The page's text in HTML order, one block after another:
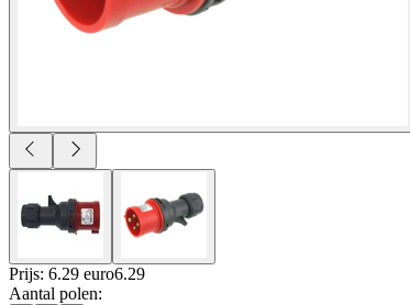
Prijs: 6.29 euro6.29
Aantal polen: